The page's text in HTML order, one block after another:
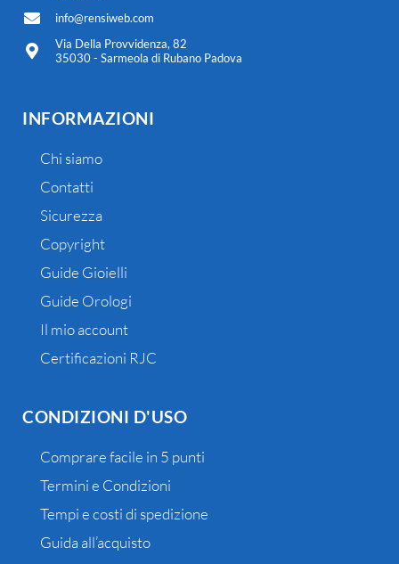
info@rensiweb.com
Via Della Provvidenza, 82
35030 - Sarmeola di Rubano Padova
INFORMAZIONI
Chi siamo
Contatti
Sicurezza
Copyright
Guide Gioielli
Guide Orologi
Il mio account
Certificazioni RJC
CONDIZIONI D'USO
Comprare facile in 5 punti
Termini e Condizioni
Tempi e costi di spedizione
Guida all’acquisto